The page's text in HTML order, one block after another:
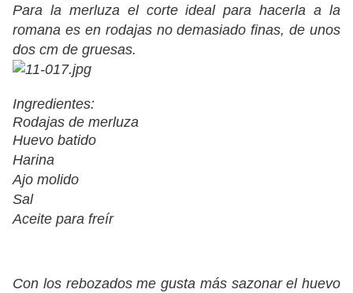
Para la merluza el corte ideal para hacerla a la
romana es en rodajas no demasiado finas, de unos
dos cm de gruesas.
Ingredientes:
Rodajas de merluza
Huevo batido
Harina
Ajo molido
Sal
Aceite para freír
Con los rebozados me gusta más sazonar el huevo